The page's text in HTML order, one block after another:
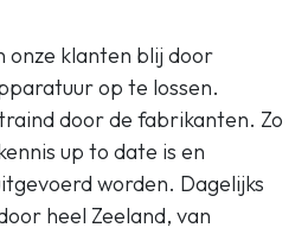
onze klanten blij door
op te lossen.
door de fabrikanten. Zo
up to date is en
worden. Dagelijks
heel Zeeland, van